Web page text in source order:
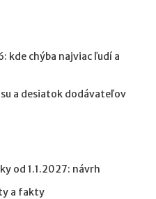
kde chýba najviac ľudí a
a desiatok dodávateľov
od 1.1.2027: návrh
a fakty